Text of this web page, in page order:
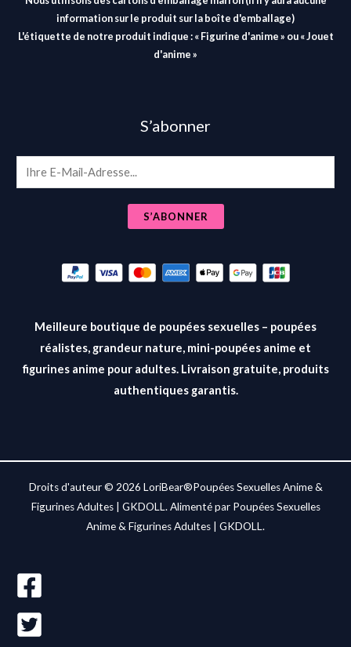
information sur le produit sur la boîte d'emballage)
L'étiquette de notre produit indique : « Figurine d'anime » ou « Jouet
d'anime »
S’abonner
m
S’ABONNER
Meilleure boutique de poupées sexuelles – poupées
réalistes, grandeur nature, mini-poupées anime et
figurines anime pour adultes. Livraison gratuite, produits
authentiques garantis.
Droits d'auteur © 2026 LoriBear®Poupées Sexuelles Anime &
Figurines Adultes | GKDOLL. Alimenté par Poupées Sexuelles
Anime & Figurines Adultes | GKDOLL.